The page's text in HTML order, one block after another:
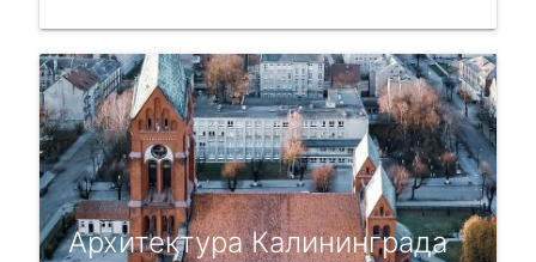
Архитектура Калининграда